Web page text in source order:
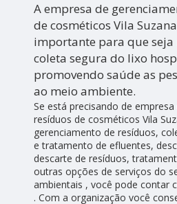
A empresa de
de cosméticos Vila
importante para que
coleta segura do lixo
promovendo saúde as
ao meio ambiente.
Se está precisando de
resíduos de cosméticos Vila
gerenciamento de resíduos,
e tratamento de efluentes,
descarte de resíduos,
outras opções de serviços do
ambientais , você pode contar
. Com a organização você